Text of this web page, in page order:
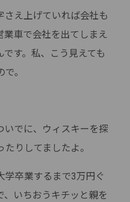
さえ上げていれば会社も
業車で会社を出てしまえ
す。私、こう見えても
。
いでに、ウィスキーを探
りしてましたよ。
学卒業するまで3万円ぐ
、いちおうキチッと親を